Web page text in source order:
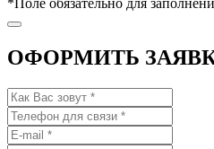
ОФОРМИТЬ